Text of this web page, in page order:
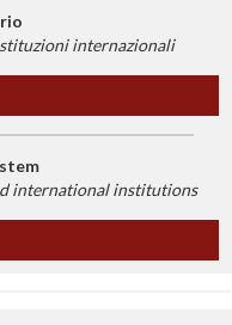
internazionali
international institutions